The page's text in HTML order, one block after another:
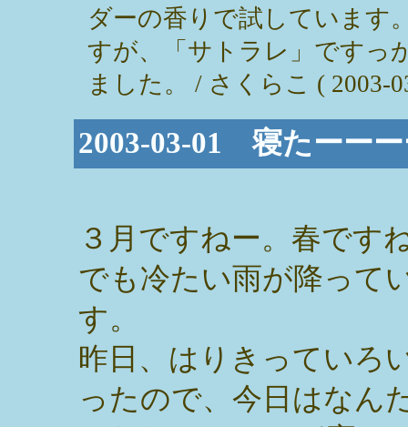
ダーの香りで試しています
すが、「サトラレ」ですっ
ました。 / さくらこ ( 2003-
2003-03-01 寝たーー
３月ですねー。春です
でも冷たい雨が降って
す。
昨日、はりきっていろ
ったので、今日はなん